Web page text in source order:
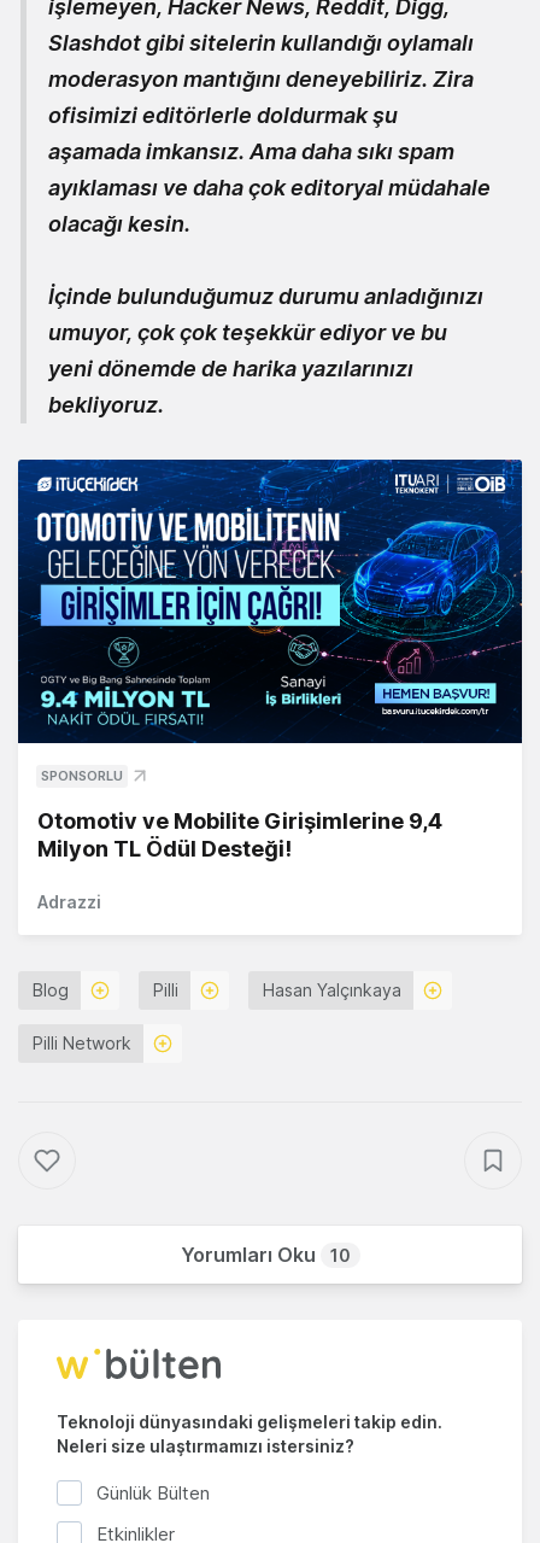
işlemeyen, Hacker News, Reddit, Digg,
Slashdot gibi sitelerin kullandığı oylamalı
moderasyon mantığını deneyebiliriz. Zira
ofisimizi editörlerle doldurmak şu
aşamada imkansız. Ama daha sıkı spam
ayıklaması ve daha çok editoryal müdahale
olacağı kesin.
İçinde bulunduğumuz durumu anladığınızı
umuyor, çok çok teşekkür ediyor ve bu
yeni dönemde de harika yazılarınızı
bekliyoruz.
SPONSORLU
Otomotiv ve Mobilite Girişimlerine 9,4
Milyon TL Ödül Desteği!
Adrazzi
Blog Pilli Hasan Yalçınkaya
Pilli Network
Yorumları Oku 10
Teknoloji dünyasındaki gelişmeleri takip edin.
Neleri size ulaştırmamızı istersiniz?
Günlük Bülten
Etkinlikler